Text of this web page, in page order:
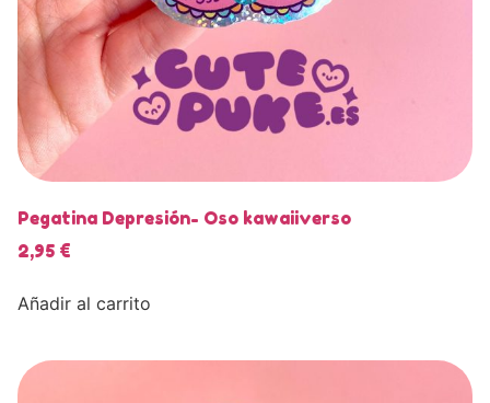
Pegatina Depresión- Oso kawaiiverso
2,95 €
Añadir al carrito